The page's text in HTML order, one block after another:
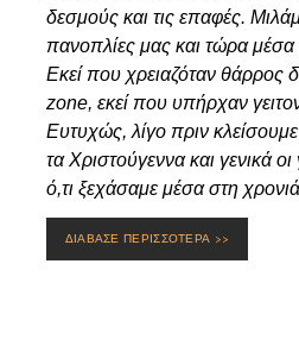
δεσμούς και τις επαφές.
πανοπλίες μας και τώρα
Εκεί που χρειαζόταν θάρρος
zone, εκεί που υπήρχαν
Ευτυχώς, λίγο πριν
τα Χριστούγεννα και γενικά
ό,τι ξεχάσαμε μέσα στη
ΔΙΑΒΑΣΕ ΠΕΡΙΣΣΟΤΕΡΑ >>